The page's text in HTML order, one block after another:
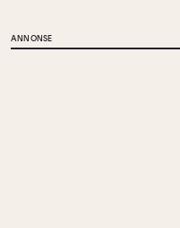
ANNONSE